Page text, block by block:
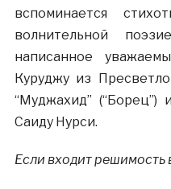
вспоминается
волнительной
написанное
Куруджу из
“Муджахид” (“Борец”)
Саиду Нурси.
Если входит решимость